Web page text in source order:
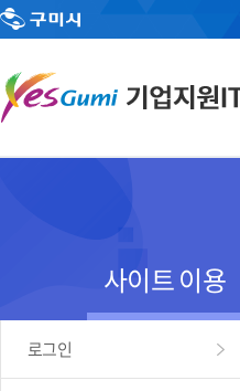
사이트 이용
로그인